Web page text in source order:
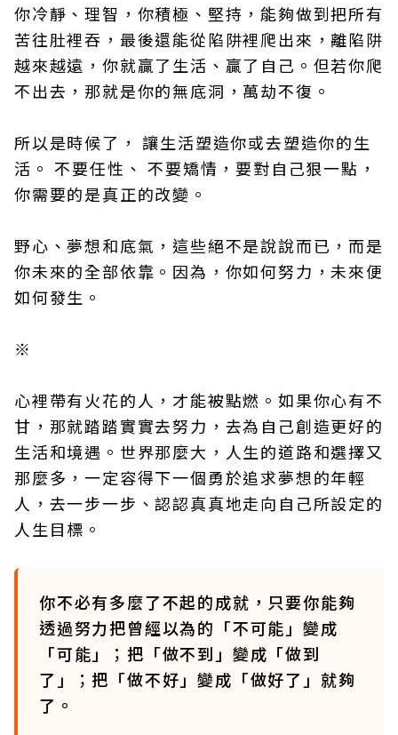
你冷靜、理智，你積極、堅持，能夠做到把所有
苦往肚裡吞，最後還能從陷阱裡爬出來，離陷阱
越來越遠，你就贏了生活、贏了自己。但若你爬
不出去，那就是你的無底洞，萬劫不復。
所以是時候了， 讓生活塑造你或去塑造你的生
活。 不要任性、 不要矯情，要對自己狠一點，
你需要的是真正的改變。
野心、夢想和底氣，這些絕不是說說而已，而是
你未來的全部依靠。因為，你如何努力，未來便
如何發生。
※
心裡帶有火花的人，才能被點燃。如果你心有不
甘，那就踏踏實實去努力，去為自己創造更好的
生活和境遇。世界那麼大，人生的道路和選擇又
那麼多，一定容得下一個勇於追求夢想的年輕
人，去一步一步、認認真真地走向自己所設定的
人生目標。
你不必有多麼了不起的成就，只要你能夠
透過努力把曾經以為的「不可能」變成
「可能」；把「做不到」變成「做到
了」；把「做不好」變成「做好了」就夠
了。